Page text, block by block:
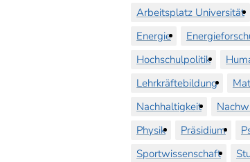
Arbeitsplatz Universität
Energie
Hochschulpolitik
Lehrkräftebildung
Nachhaltigkeit
Physik
Präsidium
Sportwissenschaft